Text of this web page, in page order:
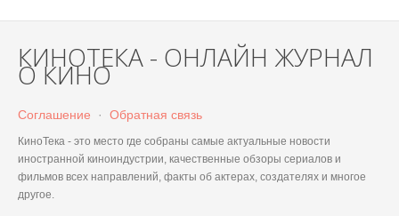
КИНОТЕКА - ОНЛАЙН ЖУРНАЛ
О КИНО
Соглашение · Обратная связь
КиноТека - это место где собраны самые актуальные новости
иностранной киноиндустрии, качественные обзоры сериалов и
фильмов всех направлений, факты об актерах, создателях и многое
другое.